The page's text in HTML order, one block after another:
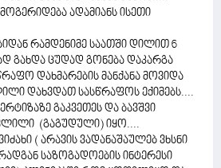
ადამიანს ისეთი
რამდენიმე საათში დილით 6
გახდა ცუდად გონება დაკარგა
დახმარების მანქანა მოვიდა
დახვდათ სასწრაფოს ექიმებს....
გაკვეთეს და ბავშვი
(გაგუდული) იყო....
( არავის ვადანაშაულებ ვხსნი
საზოგადოების ინტერესი